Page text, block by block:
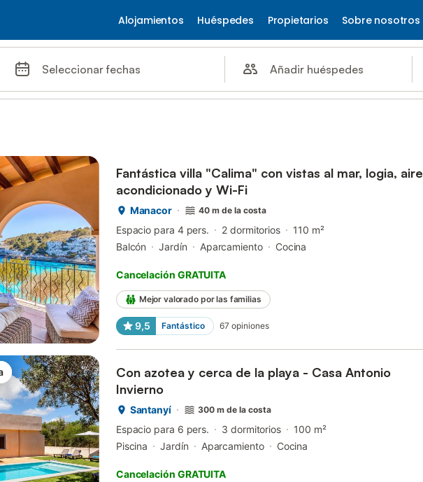
Alojamientos Huéspedes Propietarios Sobre nosotros
Seleccionar fechas Añadir huéspedes
Fantástica villa "Calima" con vistas al mar, logia, aire
acondicionado y Wi-Fi
Manacor 40 m de la costa
Espacio para 4 pers. 2 dormitorios
110 m²
Balcón
Jardín Aparcamiento Cocina
Cancelación GRATUITA
Mejor valorado por las familias
9,5 Fantástico 67 opiniones
Con azotea y cerca de la playa - Casa Antonio
Invierno
Santanyí 300 m de la costa
Espacio para 6 pers. 3 dormitorios
100 m²
Piscina
Jardín Aparcamiento Cocina
Cancelación GRATUITA